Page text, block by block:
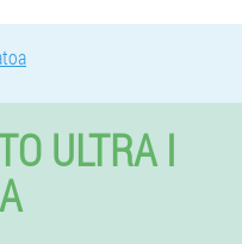
ULTRA I